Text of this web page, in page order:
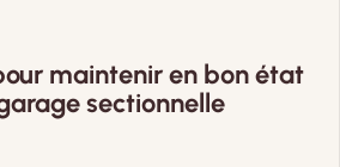
maintenir en bon état
sectionnelle